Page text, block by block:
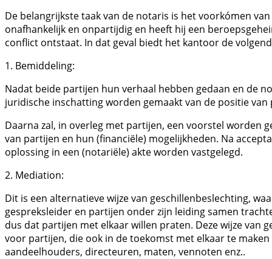
De belangrijkste taak van de notaris is het voorkómen
onafhankelijk en onpartijdig en heeft hij een
conflict ontstaat. In dat geval biedt het kantoor de
1. Bemiddeling:
Nadat beide partijen hun verhaal hebben gedaan en de
juridische inschatting worden gemaakt van de positie van
Daarna zal, in overleg met partijen, een voorstel worden
van partijen en hun (financiële) mogelijkheden. Na
oplossing in een (notariële) akte worden vastgelegd.
2. Mediation:
Dit is een alternatieve wijze van geschillenbeslechting,
gespreksleider en partijen onder zijn leiding samen
dus dat partijen met elkaar willen praten. Deze wijze van
voor partijen, die ook in de toekomst met elkaar te
aandeelhouders, directeuren, maten, vennoten enz..